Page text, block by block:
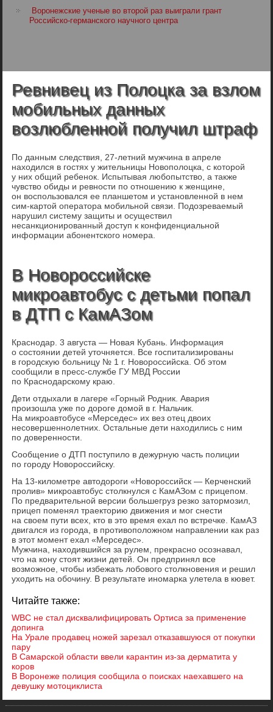
Воронежские ученые во второй раз выиграли грант
Российско-германского научного центра
Ревнивец из Полоцка за взлом
мобильных данных
возлюбленной получил штраф
По данным следствия, 27-летний мужчина в апреле
находился в гостях у жительницы Новополоцка, с которой
у них общий ребенок. Испытывая любопытство, а также
чувство обиды и ревности по отношению к женщине,
он воспользовался ее планшетом и установленной в нем
сим-картой оператора мобильной связи. Подозреваемый
нарушил систему защиты и осуществил
несанкционированный доступ к конфиденциальной
информации абонентского номера.
В Новороссийске
микроавтобус с детьми попал
в ДТП с КамАЗом
Краснодар. 3 августа — Новая Кубань. Информация
о состоянии детей уточняется. Все госпитализированы
в городскую больницу № 1 г. Новороссийска. Об этом
сообщили в пресс-службе ГУ МВД России
по Краснодарскому краю.
Дети отдыхали в лагере «Горный Родник. Авария
произошла уже по дороге домой в г. Нальчик.
На микроавтобусе «Мерседес» их вез отец двоих
несовершеннолетних. Остальные дети находились с ним
по доверенности.
Сообщение о ДТП поступило в дежурную часть полиции
по городу Новороссийску.
На 13-километре автодороги «Новороссийск — Керченский
пролив» микроавтобус столкнулся с КамАЗом с прицепом.
По предварительной версии большегруз резко затормозил,
прицеп поменял траекторию движения и мог снести
на своем пути всех, кто в это время ехал по встречке. КамАЗ
двигался из города, в противоположном направлении как раз
в этот момент ехал «Мерседес».
Мужчина, находившийся за рулем, прекрасно осознавал,
что на кону стоят жизни детей. Он предпринял все
возможное, чтобы избежать лобового столкновения и решил
уходить на обочину. В результате иномарка улетела в кювет.
Читайте также:
WBС не стал дисквалифицировать Ортиса за применение
допинга
На Урале продавец ножей зарезал отказавшуюся от покупки
пару
В Самарской области ввели карантин из-за дерматита у
коров
В Воронеже полиция сообщила о поисках наехавшего на
девушку мотоциклиста